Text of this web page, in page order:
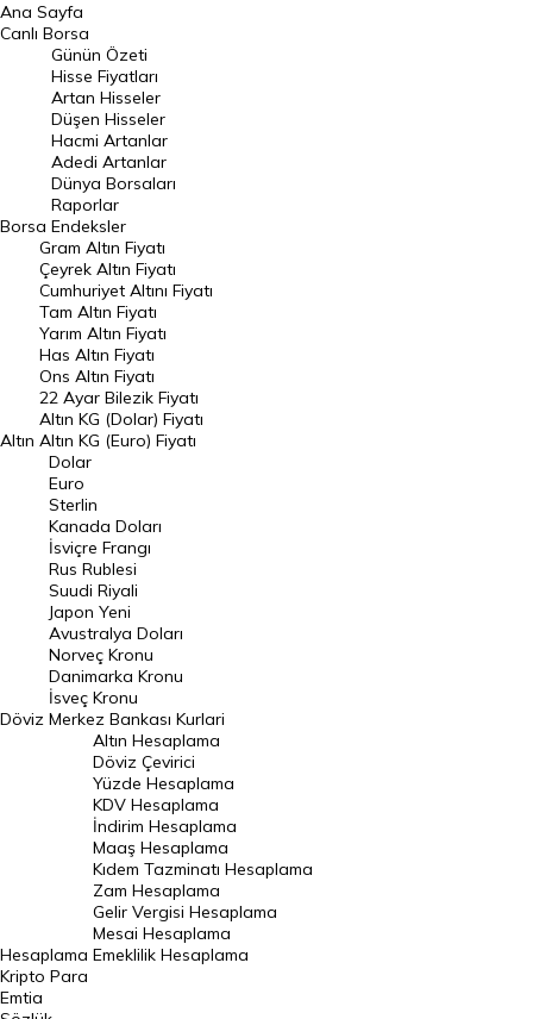
BIST 100 Hisseleri
En Çok Artan Hisseler
En Çok Düşen Hisseler
Hacmi Artanlar
Geçmiş Kapanışlar
Dünya Borsaları
Raporlar
Endeksler
DÖVİZ
Döviz Kuru
Dolar Kuru
Euro Kuru
Pound Kuru
Frank Kuru
Riyal Kuru
Avustralya Doları
Danimarka Kronu Kuru
Kanada Doları Kuru
Norveç Kronu Kuru
İsveç Kronu Kuru
Japon Yeni Kuru
Serbest Piyasa Döviz Kurları
Merkez Bankası Döviz Kurları
Altın Fiyatları
Gram Altın Fiyatı
Ana Sayfa
Canlı Borsa
Borsa
Günün Özeti
Hisse Fiyatları
Artan Hisseler
Düşen Hisseler
Hacmi Artanlar
Adedi Artanlar
Dünya Borsaları
Raporlar
Endeksler
Altın
Gram Altın Fiyatı
Çeyrek Altın Fiyatı
Cumhuriyet Altını Fiyatı
Tam Altın Fiyatı
Yarım Altın Fiyatı
Has Altın Fiyatı
Ons Altın Fiyatı
22 Ayar Bilezik Fiyatı
Altın KG (Dolar) Fiyatı
Altın KG (Euro) Fiyatı
Döviz
Dolar
Euro
Sterlin
Kanada Doları
İsviçre Frangı
Rus Rublesi
Suudi Riyali
Japon Yeni
Avustralya Doları
Norveç Kronu
Danimarka Kronu
İsveç Kronu
Merkez Bankası Kurlari
Hesaplama
Altın Hesaplama
Döviz Çevirici
Yüzde Hesaplama
KDV Hesaplama
İndirim Hesaplama
Maaş Hesaplama
Kıdem Tazminatı Hesaplama
Zam Hesaplama
Gelir Vergisi Hesaplama
Mesai Hesaplama
Emeklilik Hesaplama
Kripto Para
Emtia